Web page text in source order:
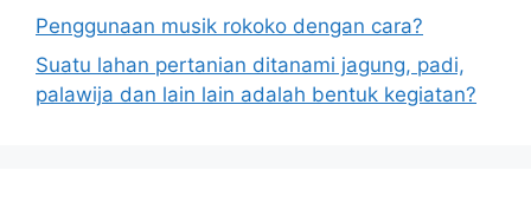
Penggunaan musik rokoko dengan cara?
Suatu lahan pertanian ditanami jagung, padi,
palawija dan lain lain adalah bentuk kegiatan?